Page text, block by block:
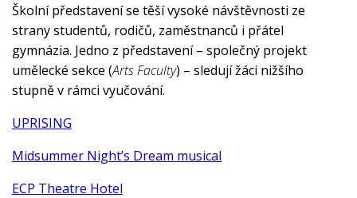
Školní představení se těší vysoké návštěvnosti ze
strany studentů, rodičů, zaměstnanců i přátel
gymnázia. Jedno z představení – společný projekt
umělecké sekce (Arts Faculty) – sledují žáci nižšího
stupně v rámci vyučování.
UPRISING
Midsummer Night’s Dream musical
ECP Theatre Hotel